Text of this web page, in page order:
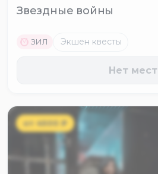
Звездные войны
M ЗИЛ Экшен квесты
Нет мест
от 4500 ₽